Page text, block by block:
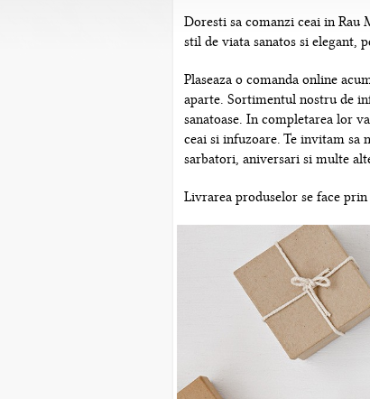
Doresti sa comanzi ceai in Rau
stil de viata sanatos si elegant,
Plaseaza o comanda online
aparte. Sortimentul nostru de
sanatoase. In completarea lor
ceai si infuzoare. Te invitam sa
sarbatori, aniversari si multe
Livrarea produselor se face